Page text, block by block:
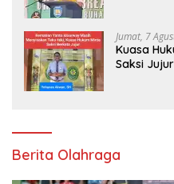
Jumat, 7
Kuasa
Saksi
Berita Olahraga